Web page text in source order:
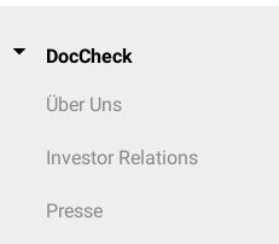
DocCheck
Über Uns
Investor Relations
Presse